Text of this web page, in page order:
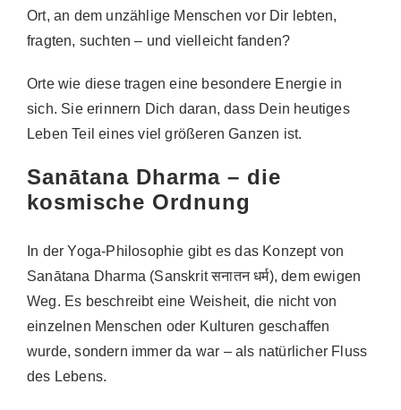
Ort, an dem unzählige Menschen vor Dir lebten,
fragten, suchten – und vielleicht fanden?
Orte wie diese tragen eine besondere Energie in
sich. Sie erinnern Dich daran, dass Dein heutiges
Leben Teil eines viel größeren Ganzen ist.
Sanātana Dharma – die
kosmische Ordnung
In der Yoga-Philosophie gibt es das Konzept von
Sanātana Dharma (Sanskrit सनातन धर्म), dem ewigen
Weg. Es beschreibt eine Weisheit, die nicht von
einzelnen Menschen oder Kulturen geschaffen
wurde, sondern immer da war – als natürlicher Fluss
des Lebens.